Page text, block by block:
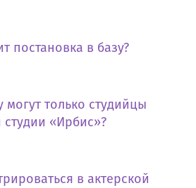
постановка в базу?
могут только студийцы
студии «Ирбис»?
в актерской